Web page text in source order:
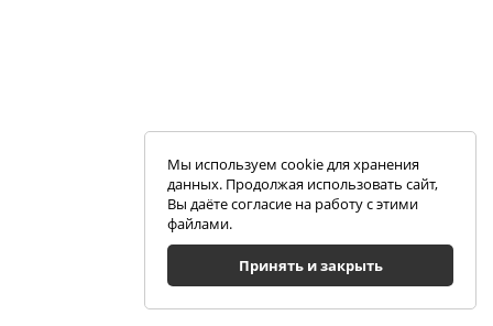
Мы используем cookie для хранения
данных. Продолжая использовать сайт,
Вы даёте согласие на работу с этими
файлами.
Принять и закрыть